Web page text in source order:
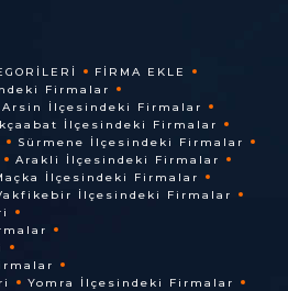
FIRMA EKLE
Firmalar
Arsin İlçesindeki Firmalar
İlçesindeki Firmalar
Sürmene İlçesindeki Firmalar
Arakli İlçesindeki Firmalar
İlçesindeki Firmalar
İlçesindeki Firmalar
Yomra İlçesindeki Firmalar